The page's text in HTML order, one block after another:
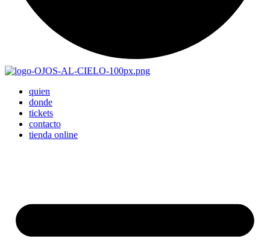
quien
donde
tickets
contacto
tienda online